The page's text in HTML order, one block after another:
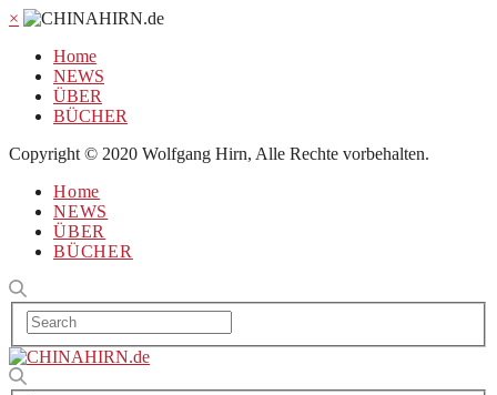
×
Home
NEWS
ÜBER
BÜCHER
Copyright © 2020 Wolfgang Hirn, Alle Rechte vorbehalten.
Home
NEWS
ÜBER
BÜCHER